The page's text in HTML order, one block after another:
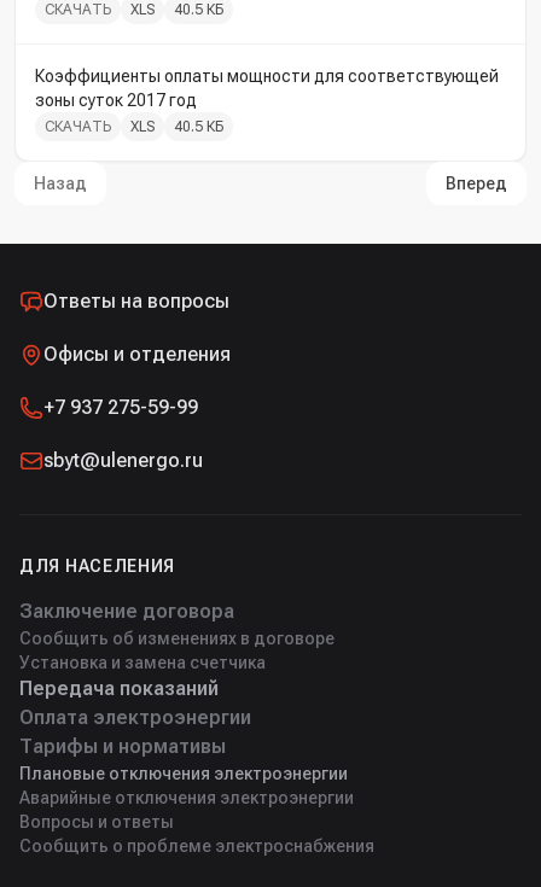
СКАЧАТЬ XLS 40.5 КБ
Коэффициенты оплаты мощности для соответствующей
зоны суток 2017 год
СКАЧАТЬ XLS 40.5 КБ
Назад Вперед
Ответы на вопросы
Офисы и отделения
+7 937 275-59-99
sbyt@ulenergo.ru
ДЛЯ НАСЕЛЕНИЯ
Заключение договора
Сообщить об изменениях в договоре
Установка и замена счетчика
Передача показаний
Оплата электроэнергии
Тарифы и нормативы
Плановые отключения электроэнергии
Аварийные отключения электроэнергии
Вопросы и ответы
Сообщить о проблеме электроснабжения